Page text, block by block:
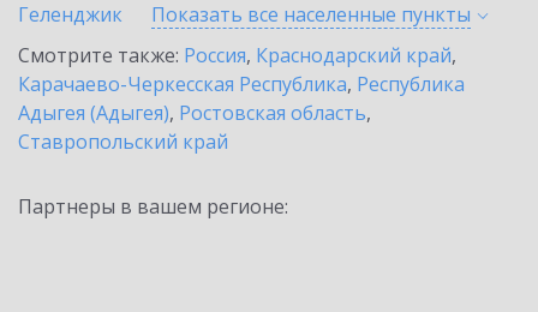
Геленджик
Показать все населенные пункты
Смотрите также: Россия, Краснодарский край,
Карачаево-Черкесская Республика, Республика
Адыгея (Адыгея), Ростовская область,
Ставропольский край
Партнеры в вашем регионе: